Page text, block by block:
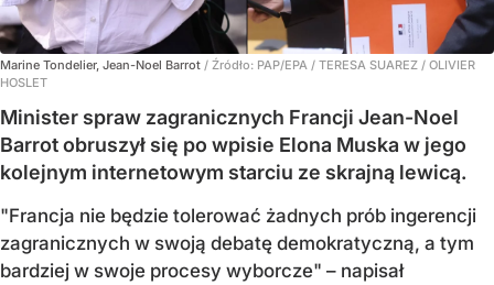
Marine Tondelier, Jean-Noel Barrot / Źródło: PAP/EPA / TERESA SUAREZ / OLIVIER
HOSLET
Minister spraw zagranicznych Francji Jean-Noel
Barrot obruszył się po wpisie Elona Muska w jego
kolejnym internetowym starciu ze skrajną lewicą.
"Francja nie będzie tolerować żadnych prób ingerencji
zagranicznych w swoją debatę demokratyczną, a tym
bardziej w swoje procesy wyborcze" – napisał